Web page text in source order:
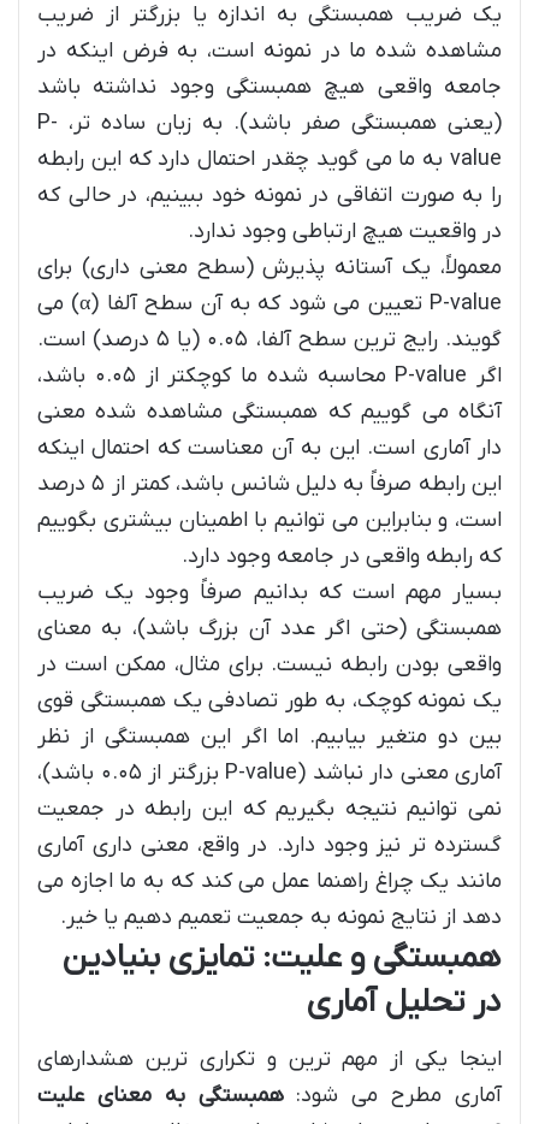
یک ضریب همبستگی به اندازه یا بزرگتر از ضریب
مشاهده شده ما در نمونه است، به فرض اینکه در
جامعه واقعی هیچ همبستگی وجود نداشته باشد
(یعنی همبستگی صفر باشد). به زبان ساده تر، P-
value به ما می گوید چقدر احتمال دارد که این رابطه
را به صورت اتفاقی در نمونه خود ببینیم، در حالی که
در واقعیت هیچ ارتباطی وجود ندارد.
معمولاً، یک آستانه پذیرش (سطح معنی داری) برای
P-value تعیین می شود که به آن سطح آلفا (α) می
گویند. رایج ترین سطح آلفا، ۰.۰۵ (یا ۵ درصد) است.
اگر P-value محاسبه شده ما کوچکتر از ۰.۰۵ باشد،
آنگاه می گوییم که همبستگی مشاهده شده معنی
دار آماری است. این به آن معناست که احتمال اینکه
این رابطه صرفاً به دلیل شانس باشد، کمتر از ۵ درصد
است، و بنابراین می توانیم با اطمینان بیشتری بگوییم
که رابطه واقعی در جامعه وجود دارد.
بسیار مهم است که بدانیم صرفاً وجود یک ضریب
همبستگی (حتی اگر عدد آن بزرگ باشد)، به معنای
واقعی بودن رابطه نیست. برای مثال، ممکن است در
یک نمونه کوچک، به طور تصادفی یک همبستگی قوی
بین دو متغیر بیابیم. اما اگر این همبستگی از نظر
آماری معنی دار نباشد (P-value بزرگتر از ۰.۰۵ باشد)،
نمی توانیم نتیجه بگیریم که این رابطه در جمعیت
گسترده تر نیز وجود دارد. در واقع، معنی داری آماری
مانند یک چراغ راهنما عمل می کند که به ما اجازه می
دهد از نتایج نمونه به جمعیت تعمیم دهیم یا خیر.
همبستگی و علیت: تمایزی بنیادین
در تحلیل آماری
اینجا یکی از مهم ترین و تکراری ترین هشدارهای
آماری مطرح می شود:همبستگی به معنای علیت